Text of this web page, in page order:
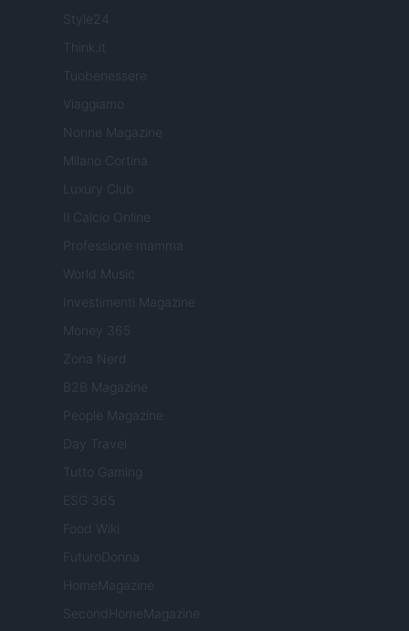
Style24
Think.it
Tuobenessere
Viaggiamo
Nonne Magazine
Milano Cortina
Luxury Club
Il Calcio Online
Professione mamma
World Music
Investimenti Magazine
Money 365
Zona Nerd
B2B Magazine
People Magazine
Day Travel
Tutto Gaming
ESG 365
Food Wiki
FuturoDonna
HomeMagazine
SecondHomeMagazine